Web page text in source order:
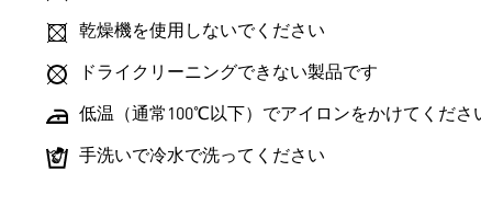
乾燥機を使用しないでください
ドライクリーニングできない製品です
低温（通常100℃以下）でアイロンをかけてくださ
手洗いで冷水で洗ってください